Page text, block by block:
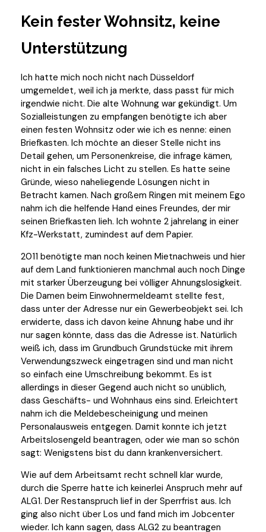
Kein fester Wohnsitz, keine
Unterstützung
Ich hatte mich noch nicht nach Düsseldorf
umgemeldet, weil ich ja merkte, dass passt für mich
irgendwie nicht. Die alte Wohnung war gekündigt. Um
Sozialleistungen zu empfangen benötigte ich aber
einen festen Wohnsitz oder wie ich es nenne: einen
Briefkasten. Ich möchte an dieser Stelle nicht ins
Detail gehen, um Personenkreise, die infrage kämen,
nicht in ein falsches Licht zu stellen. Es hatte seine
Gründe, wieso naheliegende Lösungen nicht in
Betracht kamen. Nach großem Ringen mit meinem Ego
nahm ich die helfende Hand eines Freundes, der mir
seinen Briefkasten lieh. Ich wohnte 2 jahrelang in einer
Kfz-Werkstatt, zumindest auf dem Papier.
2011 benötigte man noch keinen Mietnachweis und hier
auf dem Land funktionieren manchmal auch noch Dinge
mit starker Überzeugung bei völliger Ahnungslosigkeit.
Die Damen beim Einwohnermeldeamt stellte fest,
dass unter der Adresse nur ein Gewerbeobjekt sei. Ich
erwiderte, dass ich davon keine Ahnung habe und ihr
nur sagen könnte, dass das die Adresse ist. Natürlich
weiß ich, dass im Grundbuch Grundstücke mit ihrem
Verwendungszweck eingetragen sind und man nicht
so einfach eine Umschreibung bekommt. Es ist
allerdings in dieser Gegend auch nicht so unüblich,
dass Geschäfts- und Wohnhaus eins sind. Erleichtert
nahm ich die Meldebescheinigung und meinen
Personalausweis entgegen. Damit konnte ich jetzt
Arbeitslosengeld beantragen, oder wie man so schön
sagt: Wenigstens bist du dann krankenversichert.
Wie auf dem Arbeitsamt recht schnell klar wurde,
durch die Sperre hatte ich keinerlei Anspruch mehr auf
ALG1. Der Restanspruch lief in der Sperrfrist aus. Ich
ging also nicht über Los und fand mich im Jobcenter
wieder. Ich kann sagen, dass ALG2 zu beantragen